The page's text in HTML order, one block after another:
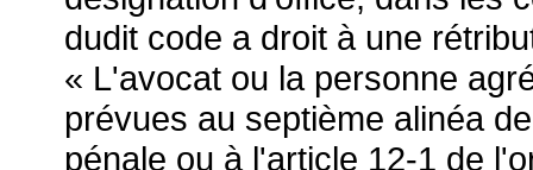
dudit code a droit à une
« L'avocat ou la personne
prévues au septième alinéa
pénale ou à l'article 12-1 de